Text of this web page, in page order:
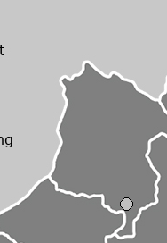
EventList powered by